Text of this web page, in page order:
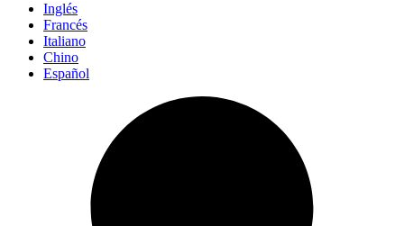
Inglés
Francés
Italiano
Chino
Español